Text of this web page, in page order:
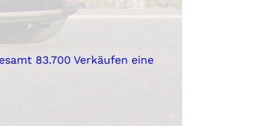
83.700 Verkäufen eine